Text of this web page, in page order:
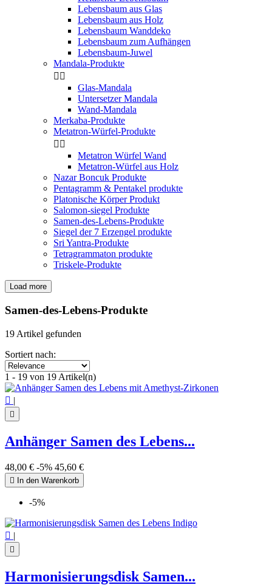
Lebensbaum aus Glas
Lebensbaum aus Holz
Lebensbaum Wanddeko
Lebensbaum zum Aufhängen
Lebensbaum-Juwel
Mandala-Produkte
 
Glas-Mandala
Untersetzer Mandala
Wand-Mandala
Merkaba-Produkte
Metatron-Würfel-Produkte
 
Metatron Würfel Wand
Metatron-Würfel aus Holz
Nazar Boncuk Produkte
Pentagramm & Pentakel produkte
Platonische Körper Produkt
Salomon-siegel Produkte
Samen-des-Lebens-Produkte
Siegel der 7 Erzengel produkte
Sri Yantra-Produkte
Tetragrammaton produkte
Triskele-Produkte
Clear
€
Baum des Lebens
Samen des Lebens
View products
Load more
Samen-des-Lebens-Produkte
19 Artikel gefunden
Sortiert nach:
1 - 19 von 19 Artikel(n)
 |

Anhänger Samen des Lebens...
48,00 € -5% 45,60 €
 In den Warenkorb
-5%
 |

Harmonisierungsdisk Samen...